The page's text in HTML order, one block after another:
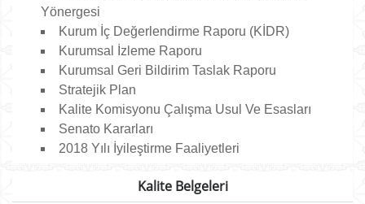
Yönergesi
Kurum İç Değerlendirme Raporu (KİDR)
Kurumsal İzleme Raporu
Kurumsal Geri Bildirim Taslak Raporu
Stratejik Plan
Kalite Komisyonu Çalışma Usul Ve Esasları
Senato Kararları
2018 Yılı İyileştirme Faaliyetleri
Kalite Belgeleri